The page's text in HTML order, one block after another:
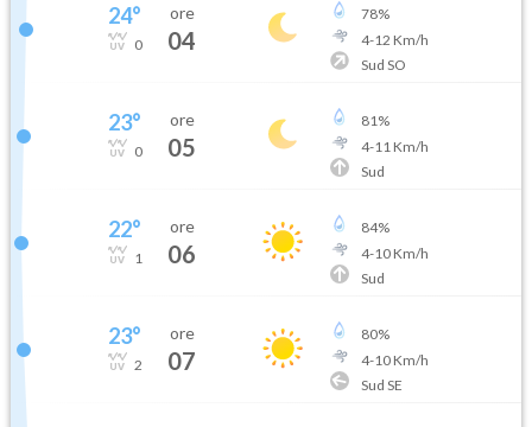
24°
0
ore
04
78%
4-12 Km/h
Sud SO
23°
0
ore
05
81%
4-11 Km/h
Sud
22°
1
ore
06
84%
4-10Km/h
Sud
23°
2
ore
07
80%
4-10Km/h
Sud SE